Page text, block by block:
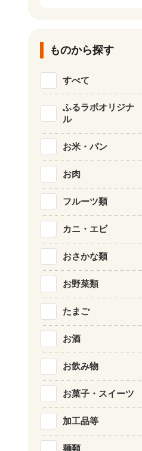
ものから探す
すべて
ふるラボオリジナ
ル
お米・パン
お肉
フルーツ類
カニ・エビ
おさかな類
お野菜類
たまご
お酒
お飲み物
お菓子・スイーツ
加工品等
麺類